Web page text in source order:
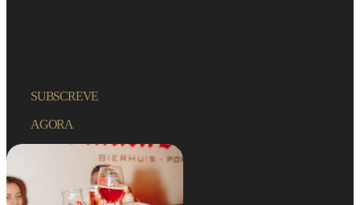
SUBSCREVE
AGORA